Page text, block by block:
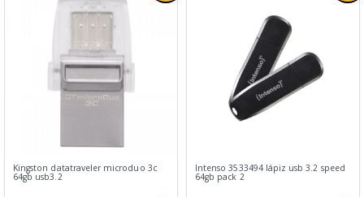
Kingston datatraveler microduo 3c
64gb usb3.2
Intenso 3533494 lápiz usb 3.2 speed
64gb pack 2